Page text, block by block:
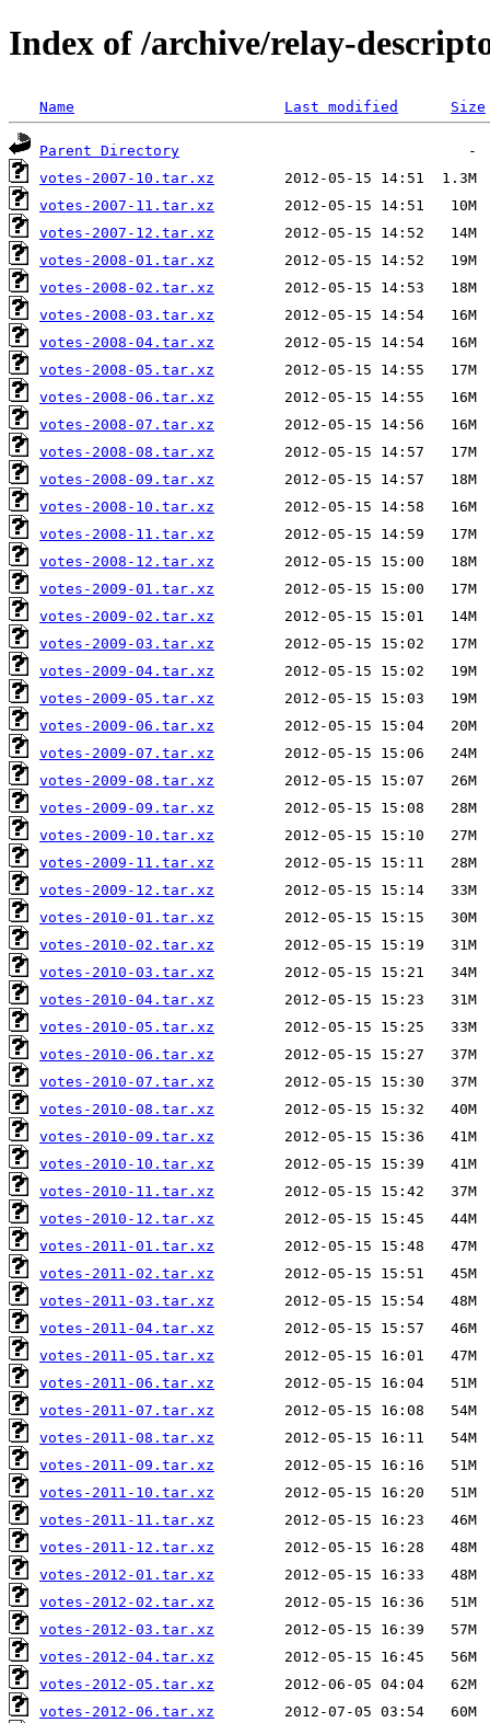
Index of /archive/relay-
Name Last modified Size
Parent Directory
votes-2007-10.tar.xz
votes-2007-11.tar.xz
votes-2007-12.tar.xz
votes-2008-01.tar.xz
votes-2008-02.tar.xz
votes-2008-03.tar.xz
votes-2008-04.tar.xz
votes-2008-05.tar.xz
votes-2008-06.tar.xz
votes-2008-07.tar.xz
votes-2008-08.tar.xz
votes-2008-09.tar.xz
votes-2008-10.tar.xz
votes-2008-11.tar.xz
votes-2008-12.tar.xz
votes-2009-01.tar.xz
votes-2009-02.tar.xz
votes-2009-03.tar.xz
votes-2009-04.tar.xz
votes-2009-05.tar.xz
votes-2009-06.tar.xz
votes-2009-07.tar.xz
votes-2009-08.tar.xz
votes-2009-09.tar.xz
votes-2009-10.tar.xz
votes-2009-11.tar.xz
votes-2009-12.tar.xz
votes-2010-01.tar.xz
votes-2010-02.tar.xz
votes-2010-03.tar.xz
votes-2010-04.tar.xz
votes-2010-05.tar.xz
votes-2010-06.tar.xz
votes-2010-07.tar.xz
votes-2010-08.tar.xz
votes-2010-09.tar.xz
votes-2010-10.tar.xz
votes-2010-11.tar.xz
votes-2010-12.tar.xz
votes-2011-01.tar.xz
votes-2011-02.tar.xz
votes-2011-03.tar.xz
votes-2011-04.tar.xz
votes-2011-05.tar.xz
votes-2011-06.tar.xz
votes-2011-07.tar.xz
votes-2011-08.tar.xz
votes-2011-09.tar.xz
votes-2011-10.tar.xz
votes-2011-11.tar.xz
votes-2011-12.tar.xz
votes-2012-01.tar.xz
votes-2012-02.tar.xz
votes-2012-03.tar.xz
votes-2012-04.tar.xz
votes-2012-05.tar.xz
votes-2012-06.tar.xz